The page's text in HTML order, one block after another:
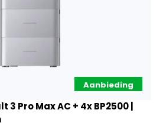
Aanbieding
Pro Max AC + 4x BP2500 |